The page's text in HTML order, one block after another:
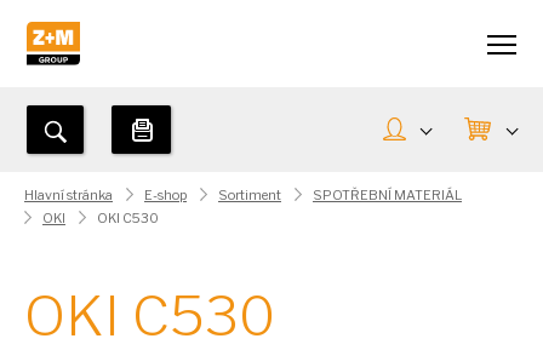
Hlavní stránka E-shop Sortiment
SPOTŘEBNÍ MATERIÁL
OKI
OKI C530
OKI C530